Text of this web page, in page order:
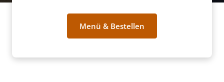
Menü & Bestellen